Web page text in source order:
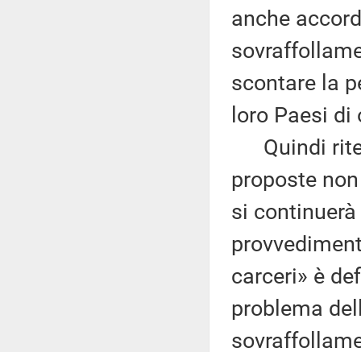
anche
scontare la
loro Paesi di
Quindi
proposte
si
carceri» è
problema